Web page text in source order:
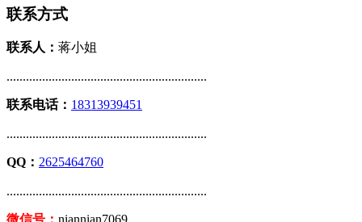
联系方式
联系人： 蒋小姐
..............................................................
联系电话： 18313939451
..............................................................
QQ： 2625464760
..............................................................